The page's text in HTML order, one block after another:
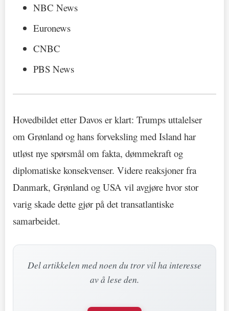
NBC News
Euronews
CNBC
PBS News
Hovedbildet etter Davos er klart: Trumps uttalelser
om Grønland og hans forveksling med Island har
utløst nye spørsmål om fakta, dømmekraft og
diplomatiske konsekvenser. Videre reaksjoner fra
Danmark, Grønland og USA vil avgjøre hvor stor
varig skade dette gjør på det transatlantiske
samarbeidet.
Del artikkelen med noen du tror vil ha interesse
av å lese den.